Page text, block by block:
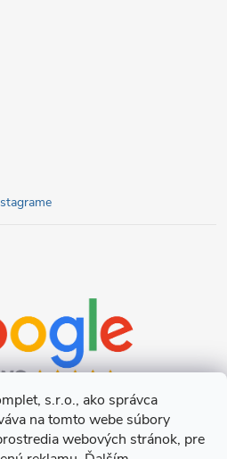
s.r.o., ako správca
na tomto webe súbory
webových stránok, pre